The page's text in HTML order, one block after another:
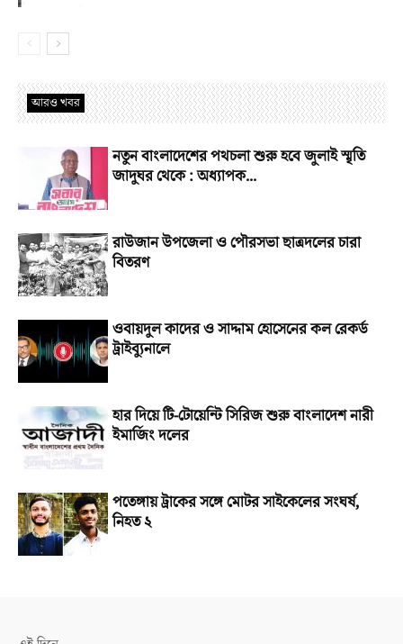
আরও খবর
নতুন বাংলাদেশের পথচলা শুরু হবে জুলাই স্মৃতি
জাদুঘর থেকে : অধ্যাপক...
রাউজান উপজেলা ও পৌরসভা ছাত্রদলের চারা
বিতরণ
ওবায়দুল কাদের ও সাদ্দাম হোসেনের কল রেকর্ড
ট্রাইব্যুনালে
হার দিয়ে টি-টোয়েন্টি সিরিজ শুরু বাংলাদেশ নারী
ইমার্জিং দলের
পতেঙ্গায় ট্রাকের সঙ্গে মোটর সাইকেলের সংঘর্ষ,
নিহত ২